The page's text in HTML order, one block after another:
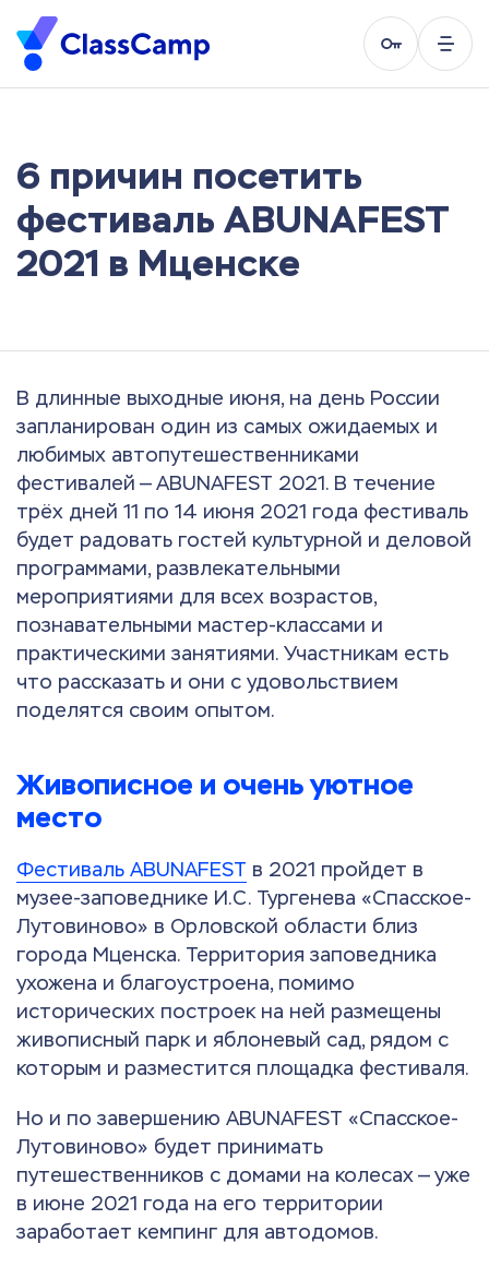
6 причин посетить
фестиваль ABUNAFEST
2021 в Мценске
В длинные выходные июня, на день России
запланирован один из самых ожидаемых и
любимых автопутешественниками
фестивалей — ABUNAFEST 2021. В течение
трёх дней 11 по 14 июня 2021 года фестиваль
будет радовать гостей культурной и деловой
программами, развлекательными
мероприятиями для всех возрастов,
познавательными мастер-классами и
практическими занятиями. Участникам есть
что рассказать и они с удовольствием
поделятся своим опытом.
Живописное и очень уютное
место
Фестиваль ABUNAFEST в 2021 пройдет в
музее-заповеднике И.С. Тургенева «Спасское-
Лутовиново» в Орловской области близ
города Мценска. Территория заповедника
ухожена и благоустроена, помимо
исторических построек на ней размещены
живописный парк и яблоневый сад, рядом с
которым и разместится площадка фестиваля.
Но и по завершению ABUNAFEST «Спасское-
Лутовиново» будет принимать
путешественников с домами на колесах — уже
в июне 2021 года на его территории
заработает кемпинг для автодомов.